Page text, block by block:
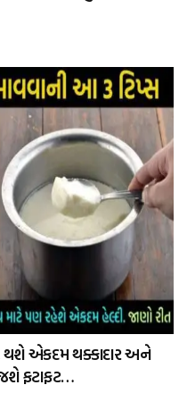
થશે એકદમ થક્કાદાર અને
ફટાફટ…